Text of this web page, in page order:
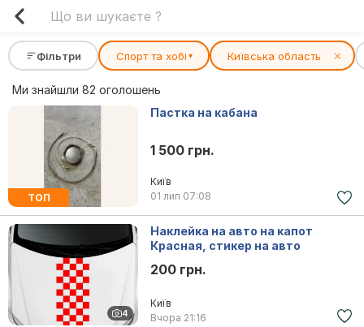
Фільтри Спорт та хобі ▾ Київська область ✕
Ми знайшли 82 оголошень
ТОП
Пастка на кабана
1 500 грн.
Київ
01 лип 07:08
4
Наклейка на авто на капот
Красная, стикер на авто
200 грн.
Київ
Вчора 21:16